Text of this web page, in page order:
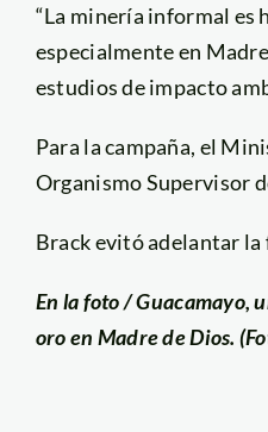
“La minería informal es
especialmente en
estudios de impacto
Para la campaña, el
Organismo Supervisor
Brack evitó adelantar la
En la foto / Guacamayo,
oro en Madre de Dios.